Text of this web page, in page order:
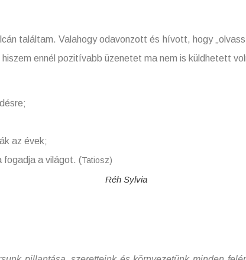
találtam. Valahogy odavonzott és hívott, hogy
ennél pozitívabb üzenetet ma nem is küldhetett
az évek;
a világot. (Tatiosz)
Réh Sylvia